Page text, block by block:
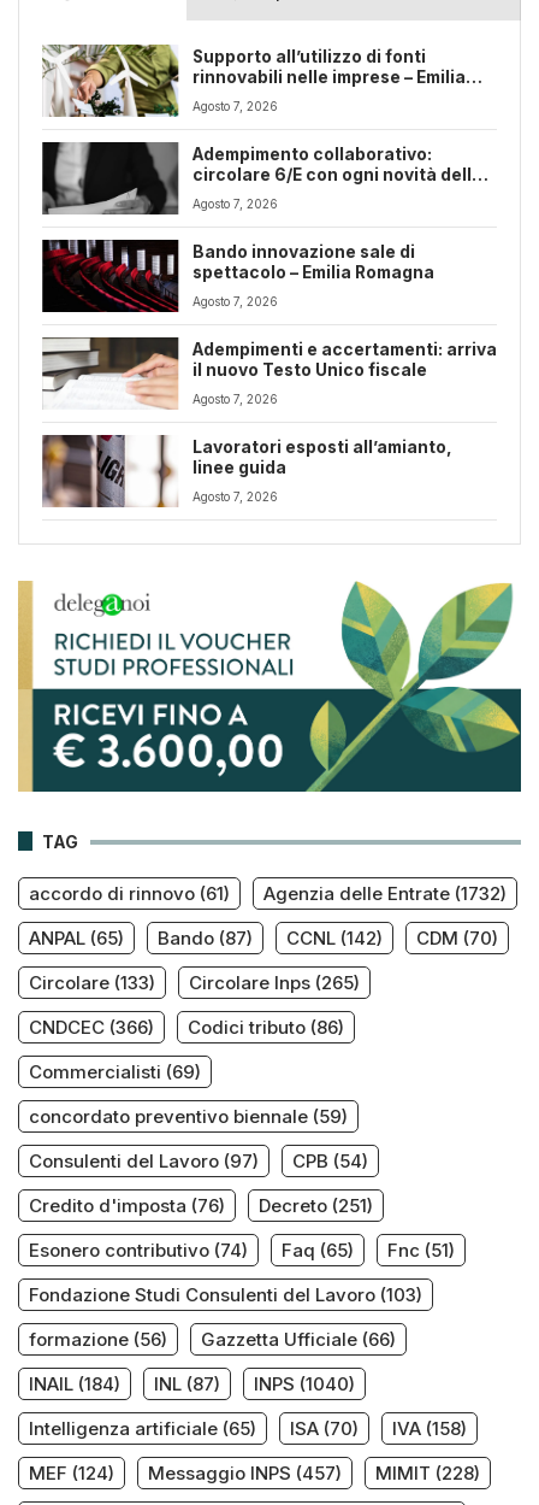
Supporto all’utilizzo di fonti
rinnovabili nelle imprese – Emilia
Romagna
Agosto 7, 2026
Adempimento collaborativo:
circolare 6/E con ogni novità della
riforma fiscale
Agosto 7, 2026
Bando innovazione sale di
spettacolo – Emilia Romagna
Agosto 7, 2026
Adempimenti e accertamenti: arriva
il nuovo Testo Unico fiscale
Agosto 7, 2026
Lavoratori esposti all’amianto,
linee guida
Agosto 7, 2026
TAG
accordo di rinnovo (61) Agenzia delle Entrate (1732)
ANPAL (65) Bando (87) CCNL (142) CDM (70)
Circolare (133) Circolare Inps (265)
CNDCEC (366) Codici tributo (86)
Commercialisti (69)
concordato preventivo biennale (59)
Consulenti del Lavoro (97) CPB (54)
Credito d'imposta (76) Decreto (251)
Esonero contributivo (74) Faq (65) Fnc (51)
Fondazione Studi Consulenti del Lavoro (103)
formazione (56) Gazzetta Ufficiale (66)
INAIL (184) INL (87) INPS (1040)
Intelligenza artificiale (65) ISA (70) IVA (158)
MEF (124) Messaggio INPS (457) MIMIT (228)